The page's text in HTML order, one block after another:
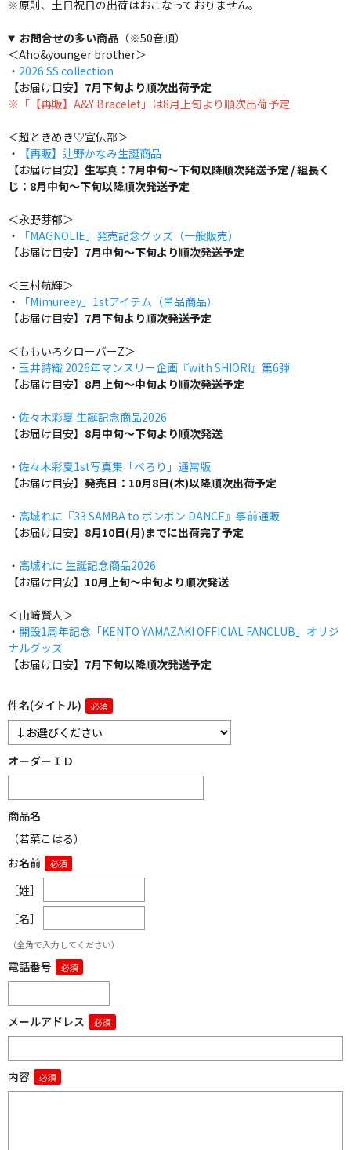
※原則、土日祝日の出荷はおこなっておりません。
お問合せの多い商品（※50音順）
＜Aho&younger brother＞
・ 2026 SS collection
【お届け目安】 7月下旬より順次出荷予定
※「【再販】A&Y Bracelet」は8月上旬より順次出荷予定
＜超ときめき♡宣伝部＞
・
【再販】辻野かなみ生誕商品
【お届け目安】 生写真：7月中旬～下旬以降順次発送予定 / 組長く
じ：8月中旬～下旬以降順次発送予定
＜永野芽郁＞
・
「MAGNOLIE」発売記念グッズ（一般販売）
【お届け目安】 7月中旬～下旬より順次発送予定
＜三村航輝＞
・
「Mimureey」1stアイテム（単品商品）
【お届け目安】 7月下旬より順次発送予定
＜ももいろクローバーZ＞
・ 玉井詩織 2026年マンスリー企画『with SHIORI』第6弾
【お届け目安】 8月上旬～中旬より順次発送予定
・ 佐々木彩夏 生誕記念商品2026
【お届け目安】 8月中旬～下旬より順次発送
・ 佐々木彩夏1st写真集「ぺろり」通常版
【お届け目安】 発売日：10月8日(木)以降順次出荷予定
・ 高城れに『33 SAMBA to ボンボン DANCE』事前通販
【お届け目安】 8月10日(月)までに出荷完了予定
・ 高城れに 生誕記念商品2026
【お届け目安】 10月上旬～中旬より順次発送
＜山﨑賢人＞
・ 開設1周年記念「KENTO YAMAZAKI OFFICIAL FANCLUB」オリジ
ナルグッズ
【お届け目安】 7月下旬以降順次発送予定
件名(タイトル)
オーダーＩＤ
商品名
（若菜こはる）
お名前
［姓］
［名］
（全角で入力してください）
電話番号
メールアドレス
内容